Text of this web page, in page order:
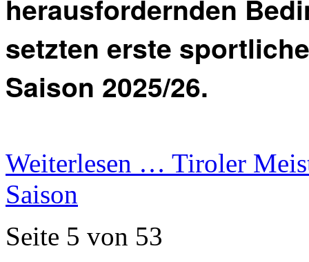
herausfordernden
setzten erste
Saison 2025/26.
Weiterlesen … Tiroler
Saison
Seite 5 von 53